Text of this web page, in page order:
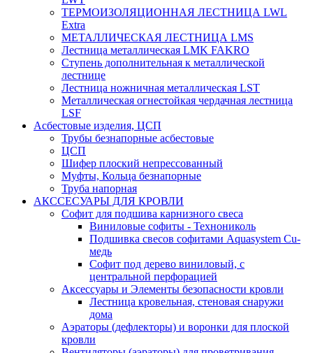
ТЕРМОИЗОЛЯЦИОННАЯ ЛЕСТНИЦА LWL
Extra
МЕТАЛЛИЧЕСКАЯ ЛЕСТНИЦА LMS
Лестница металлическая LMK FAKRO
Ступень дополнительная к металлической
лестнице
Лестница ножничная металлическая LST
Металлическая огнестойкая чердачная лестница
LSF
Асбестовые изделия, ЦСП
Трубы безнапорные асбестовые
ЦСП
Шифер плоский непрессованный
Муфты, Кольца безнапорные
Труба напорная
АКССЕСУАРЫ ДЛЯ КРОВЛИ
Софит для подшива карнизного свеса
Виниловые софиты - Технониколь
Подшивка свесов софитами Aquasystem Cu-
медь
Софит под дерево виниловый, с
центральной перфорацией
Аксессуары и Элементы безопасности кровли
Лестница кровельная, стеновая снаружи
дома
Аэраторы (дефлекторы) и воронки для плоской
кровли